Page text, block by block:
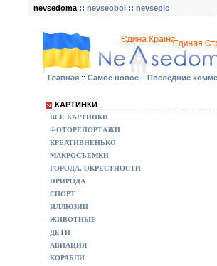
nevsedoma :: nevseoboi :: nevsepic
Главная :: Самое новое :: Последние
КАРТИНКИ
ВСЕ КАРТИНКИ
ФОТОРЕПОРТАЖИ
КРЕАТИВНЕНЬКО
МАКРОСЪЕМКИ
ГОРОДА, ОКРЕСТНОСТИ
ПРИРОДА
СПОРТ
ИЛЛЮЗИИ
ЖИВОТНЫЕ
ДЕТИ
АВИАЦИЯ
КОРАБЛИ